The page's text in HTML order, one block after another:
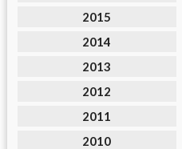
2015
2014
2013
2012
2011
2010